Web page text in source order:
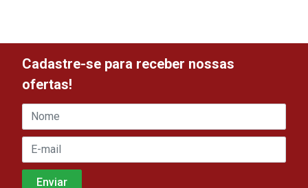
Cadastre-se para receber nossas
ofertas!